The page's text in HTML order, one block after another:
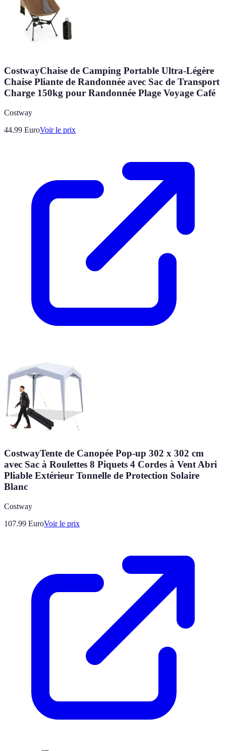
CostwayChaise de Camping Portable Ultra-Légère
Chaise Pliante de Randonnée avec Sac de Transport
Charge 150kg pour Randonnée Plage Voyage Café
Costway
44.99 EuroVoir le prix
CostwayTente de Canopée Pop-up 302 x 302 cm
avec Sac à Roulettes 8 Piquets 4 Cordes à Vent Abri
Pliable Extérieur Tonnelle de Protection Solaire
Blanc
Costway
107.99 EuroVoir le prix